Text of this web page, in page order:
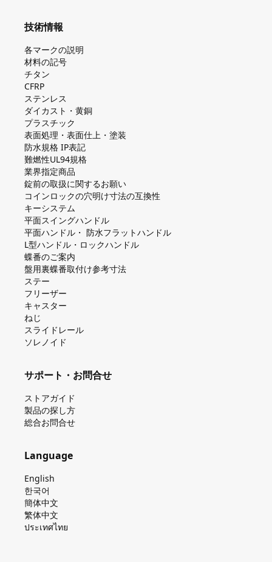
技術情報
各マークの説明
材料の記号
チタン
CFRP
ステンレス
ダイカスト・⻩銅
プラスチック
表面処理・表面仕上・塗装
防⽔規格 IP表記
難燃性UL94規格
業界指定商品
錠前の取扱に関するお願い
コインロックの⽳明け⼨法の互換性
キーシステム
平⾯スイングハンドル
平⾯ハンドル・ 防⽔フラットハンドル
L型ハンドル・ロックハンドル
蝶番のご案内
盤⽤裏蝶番取付け参考⼨法
ステー
フリーザー
キャスター
ねじ
スライドレール
ソレノイド
サポート・お問合せ
ストアガイド
製品の探し⽅
総合お問合せ
Language
English
한국어
簡体中文
繁体中文
ประเทศไทย